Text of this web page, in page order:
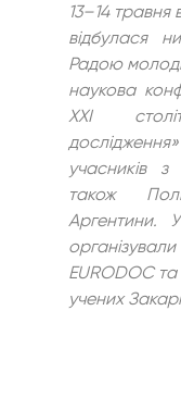
13–14 травня
відбулася
Радою
наукова
ХХІ
учасників з
також
Аргентини.
EURODOC
учених